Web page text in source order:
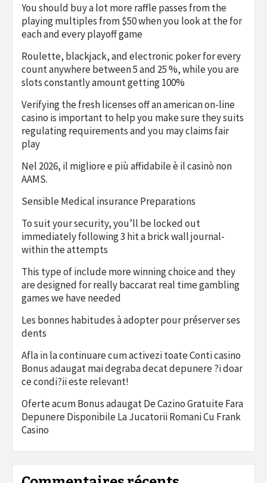
You should buy a lot more raffle passes from the
playing multiples from $50 when you look at the for
each and every playoff game
Roulette, blackjack, and electronic poker for every
count anywhere between 5 and 25 %, while you are
slots constantly amount getting 100%
Verifying the fresh licenses off an american on-line
casino is important to help you make sure they suits
regulating requirements and you may claims fair
play
Nel 2026, il migliore e più affidabile è il casinò non
AAMS.
Sensible Medical insurance Preparations
To suit your security, you’ll be locked out
immediately following 3 hit a brick wall journal-
within the attempts
This type of include more winning choice and they
are designed for really baccarat real time gambling
games we have needed
Les bonnes habitudes à adopter pour préserver ses
dents
Afla in la continuare cum activezi toate Conti casino
Bonus adaugat mai degraba decat depunere ?i doar
ce condi?ii este relevant!
Oferte acum Bonus adaugat De Cazino Gratuite Fara
Depunere Disponibile La Jucatorii Romani Cu Frank
Casino